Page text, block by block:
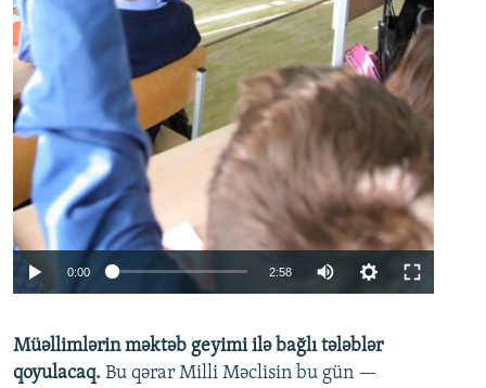
0:00 2:58
360p
480p
Müəllimlərin məktəb geyimi ilə bağlı tələblər
qoyulacaq. Bu qərar Milli Məclisin bu gün —